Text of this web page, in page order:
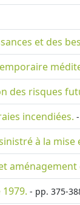
et des
des risques
incendiées.
à la
- pp. 375-